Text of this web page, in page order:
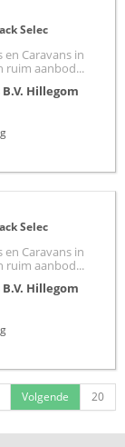
Selec
en Caravans in
ruim aanbod...
Hillegom
Selec
en Caravans in
ruim aanbod...
Hillegom
Volgende 20